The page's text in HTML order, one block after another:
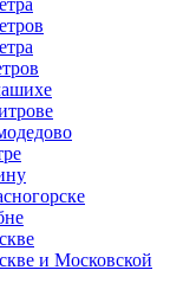
и Московской